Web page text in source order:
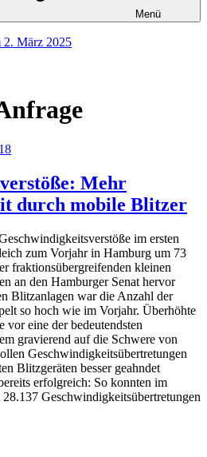
Menü
2. März 2025
Mehr
durch mobile Blitzer
im ersten
zum Vorjahr in Hamburg um 73
fraktionsübergreifenden kleinen
an den Hamburger Senat hervor
Blitzanlagen war die Anzahl der
so hoch wie im Vorjahr. Überhöhte
eine der bedeutendsten
gravierend auf die Schwere von
Geschwindigkeitsübertretungen
Blitzgeräten besser geahndet
erfolgreich: So konnten im
Geschwindigkeitsübertretungen